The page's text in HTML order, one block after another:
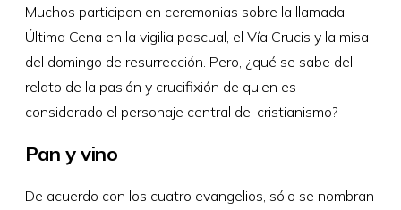
Muchos participan en ceremonias sobre la llamada
Última Cena en la vigilia pascual, el Vía Crucis y la misa
del domingo de resurrección. Pero, ¿qué se sabe del
relato de la pasión y crucifixión de quien es
considerado el personaje central del cristianismo?
Pan y vino
De acuerdo con los cuatro evangelios, sólo se nombran